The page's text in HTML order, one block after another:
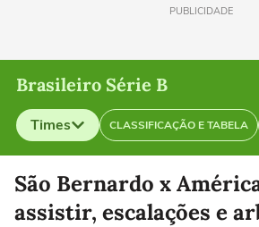
PUBLICIDADE
Brasileiro Série B
Times CLASSIFICAÇÃO E TABELA
Selecione o time para ver as notícias
São Bernardo x
assistir, escalações e